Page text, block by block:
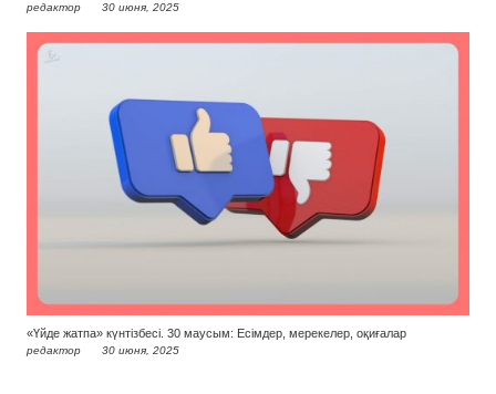
редактор 30 июня, 2025
«Үйде жатпа» күнтізбесі. 30 маусым: Есімдер, мерекелер, оқиғалар
редактор 30 июня, 2025